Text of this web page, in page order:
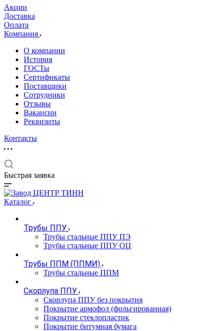
Акции
Доставка
Оплата
Компания
О компании
История
ГОСТы
Сертификаты
Поставщики
Сотрудники
Отзывы
Вакансии
Реквизиты
Контакты
Быстрая заявка
Каталог
Трубы ППУ
Трубы стальные ППУ ПЭ
Трубы стальные ППУ ОЦ
Трубы ППМ (ППМИ)
Трубы стальные ППМ
Скорлупа ППУ
Скорлупа ППУ без покрытия
Покрытие армофол (фольгированная)
Покрытие стеклопластик
Покрытие битумная бумага